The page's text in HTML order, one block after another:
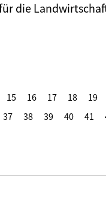
die
15 16 17 18 19
37 38 39 40 41